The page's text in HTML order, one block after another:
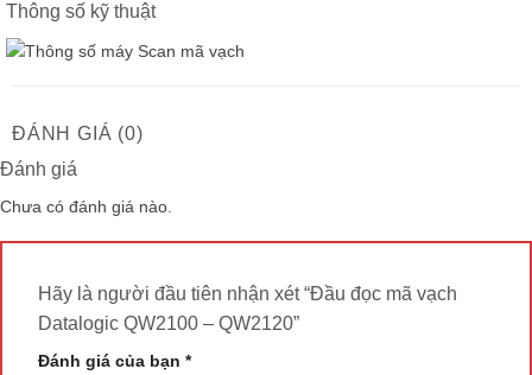
Thông số kỹ thuật
ĐÁNH GIÁ (0)
Đánh giá
Chưa có đánh giá nào.
Hãy là người đầu tiên nhận xét “Đầu đọc mã vạch
Datalogic QW2100 – QW2120”
Đánh giá của bạn *